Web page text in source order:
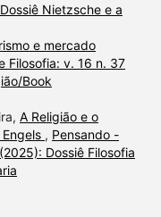
Nietzsche e a
e mercado
Filosofia: v. 16 n. 37
Book
A Religião e o
, Pensando -
Dossiê Filosofia